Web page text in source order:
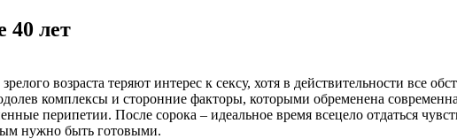
40 лет
возраста теряют интерес к сексу, хотя в действительности все
комплексы и сторонние факторы, которыми обременена
перипетии. После сорока – идеальное время всецело отдаться
нужно быть готовыми.